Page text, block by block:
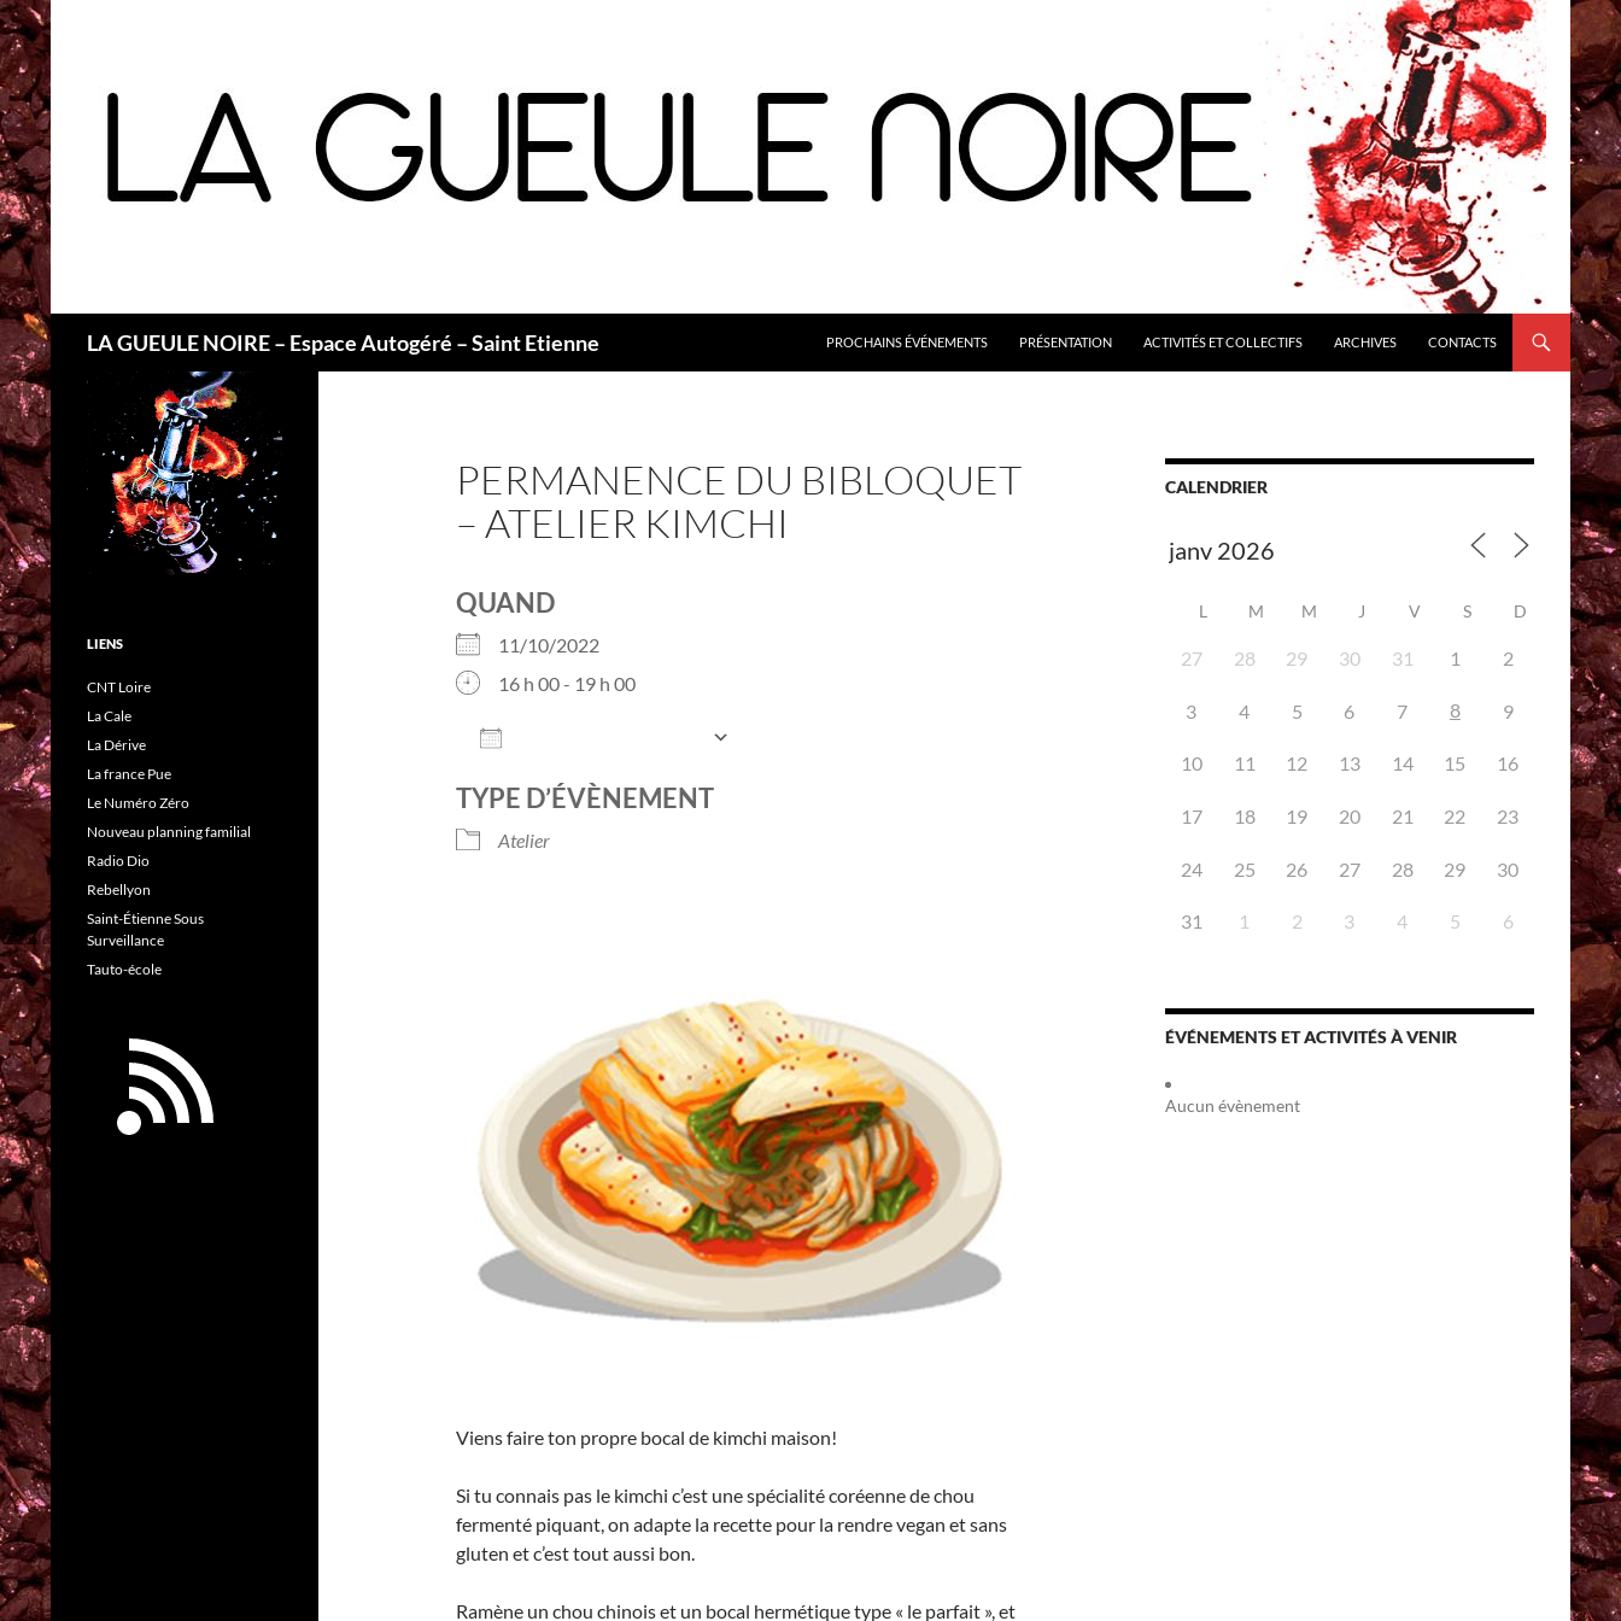
LA GUEULE NOIRE – Espace Autogéré – Saint Etienne PROCHAINS ÉVÉNEMENTS PRÉSENTATION ACTIVITÉS ET COLLECTIFS ARCHIVES CONTACTS
PERMANENCE DU BIBLOQUET
– ATELIER KIMCHI
QUAND
11/10/2022
16 h 00 - 19 h 00
iCalendar Office 365
TYPE D’ÉVÈNEMENT
Atelier
Viens faire ton propre bocal de kimchi maison!
Si tu connais pas le kimchi c’est une spécialité coréenne de chou
fermenté piquant, on adapte la recette pour la rendre vegan et sans
gluten et c’est tout aussi bon.
Ramène un chou chinois et un bocal hermétique type « le parfait », et
CALENDRIER
L M M J V S D
27 28 29 30 31 1 2
3 4 5 6 7 8 9
10 11 12 13 14 15 16
17 18 19 20 21 22 23
24 25 26 27 28 29 30
31 1 2 3 4 5 6
ÉVÉNEMENTS ET ACTIVITÉS À VENIR
Aucun évènement
LIENS
CNT Loire
La Cale
La Dérive
La france Pue
Le Numéro Zéro
Nouveau planning familial
Radio Dio
Rebellyon
Saint-Étienne Sous
Surveillance
Tauto-école